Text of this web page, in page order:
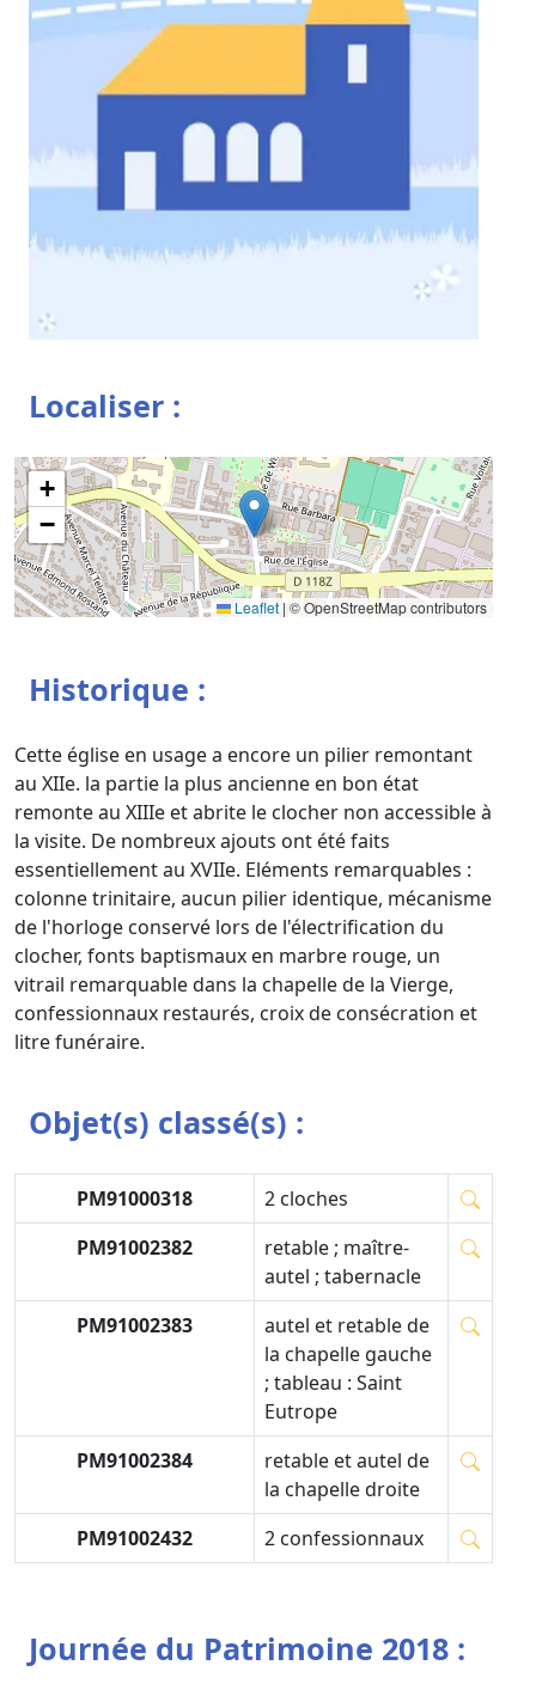
Localiser :
+
−
Leaflet | © OpenStreetMap contributors
Historique :
Cette église en usage a encore un pilier remontant
au XIIe. la partie la plus ancienne en bon état
remonte au XIIIe et abrite le clocher non accessible à
la visite. De nombreux ajouts ont été faits
essentiellement au XVIIe. Eléments remarquables :
colonne trinitaire, aucun pilier identique, mécanisme
de l'horloge conservé lors de l'électrification du
clocher, fonts baptismaux en marbre rouge, un
vitrail remarquable dans la chapelle de la Vierge,
confessionnaux restaurés, croix de consécration et
litre funéraire.
Objet(s) classé(s) :
PM91000318
2 cloches
PM91002382
retable ; maître-
autel ; tabernacle
PM91002383
autel et retable de
la chapelle gauche
; tableau : Saint
Eutrope
PM91002384
retable et autel de
la chapelle droite
PM91002432
2 confessionnaux
Journée du Patrimoine 2018 :